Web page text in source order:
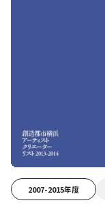
2007-2015年度